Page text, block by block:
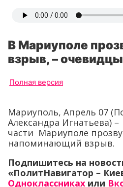
В Мариуполе
взрыв, – очевидцы
Полная версия
Мариуполь, Апрель 07
Александра Игнатьева)
части Мариуполе
напоминающий взрыв.
Подпишитесь на
«ПолитНавигатор –
Одноклассниках или